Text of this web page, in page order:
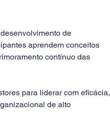
de
aprendem conceitos
contínuo das
para liderar com eficácia,
de alto